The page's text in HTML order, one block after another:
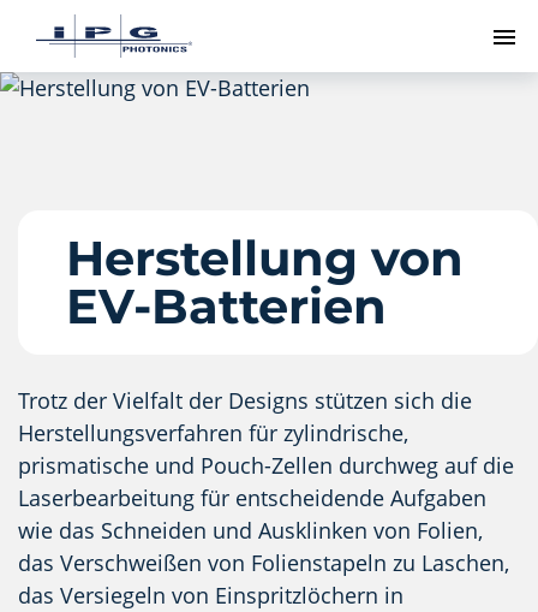
Herstellung von
EV-Batterien
Trotz der Vielfalt der Designs stützen sich die
Herstellungsverfahren für zylindrische,
prismatische und Pouch-Zellen durchweg auf die
Laserbearbeitung für entscheidende Aufgaben
wie das Schneiden und Ausklinken von Folien,
das Verschweißen von Folienstapeln zu Laschen,
das Versiegeln von Einspritzlöchern in